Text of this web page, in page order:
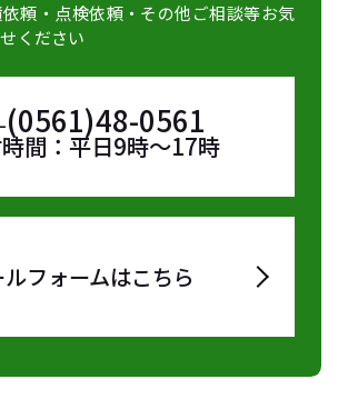
頼・点検依頼・その他ご相談等お気
ください
(0561)48-0561
間：平日9時～17時
ルフォームはこちら